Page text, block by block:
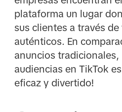
plataforma un lugar
sus clientes a través
auténticos. En
anuncios tradicionales,
audiencias en TikTok
eficaz y divertido!